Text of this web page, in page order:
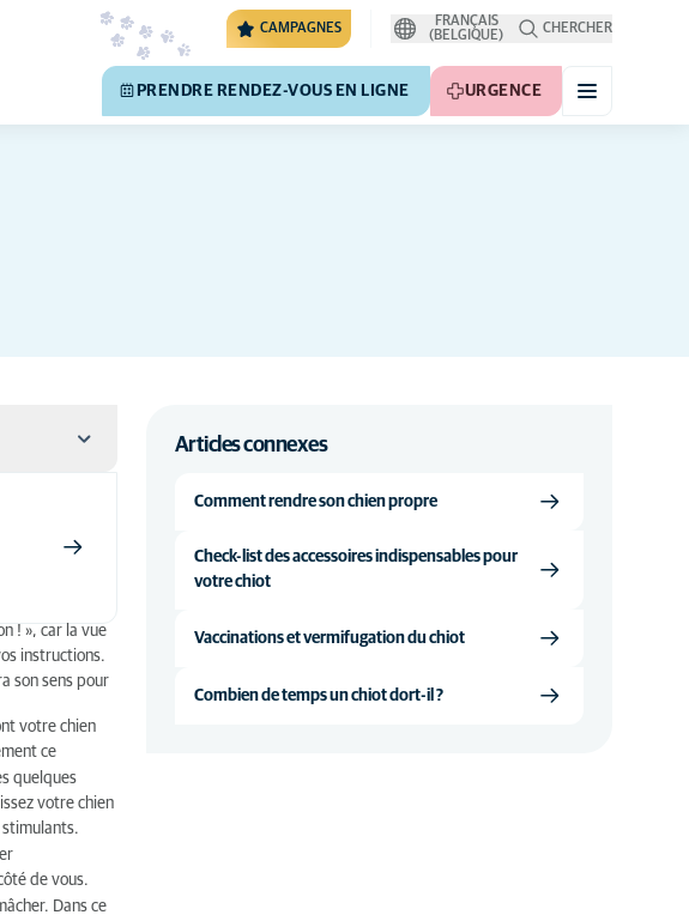
CAMPAGNES
FRANÇAIS
(BELGIQUE)
CHERCHER
PRENDRE RENDEZ-VOUS EN LIGNE URGENCE
! », car la vue
instructions.
son sens pour
votre chien
ce
quelques
votre chien
stimulants.
de vous.
Dans ce
Articles connexes
Comment rendre son chien propre
Check-list des accessoires indispensables pour
votre chiot
Vaccinations et vermifugation du chiot
Combien de temps un chiot dort-il ?